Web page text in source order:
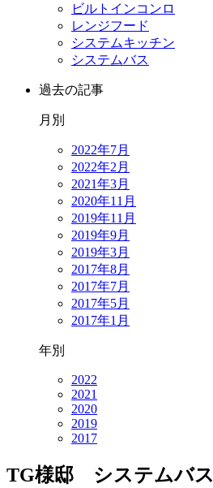
ビルトインコンロ
レンジフード
システムキッチン
システムバス
過去の記事
月別
2022年7月
2022年2月
2021年3月
2020年11月
2019年11月
2019年9月
2019年3月
2017年8月
2017年7月
2017年5月
2017年1月
年別
2022
2021
2020
2019
2017
TG様邸 システムバス